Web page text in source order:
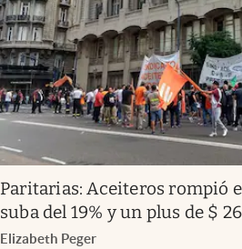
Paritarias: Aceiteros rompió
suba del 19% y un plus de $
Elizabeth Peger